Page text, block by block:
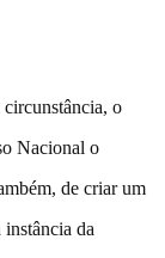
o
Nacional o
de criar um
da